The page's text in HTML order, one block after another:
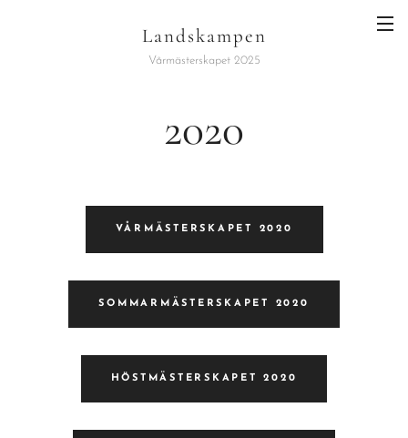
Landskampen
Vårmästerskapet 2025
2020
VÅRMÄSTERSKAPET 2020
SOMMARMÄSTERSKAPET 2020
HÖSTMÄSTERSKAPET 2020